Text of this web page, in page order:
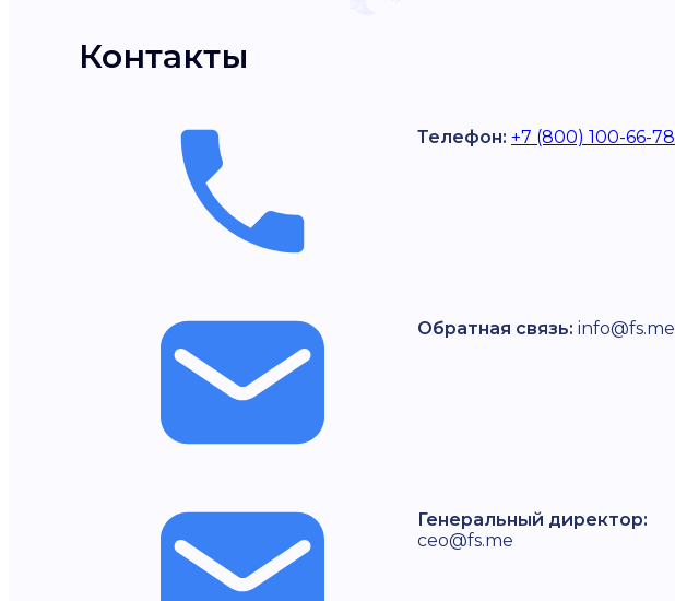
Контакты
Телефон: +7 (800) 100-66-78
Обратная связь: info@fs.me
Генеральный директор:
ceo@fs.me